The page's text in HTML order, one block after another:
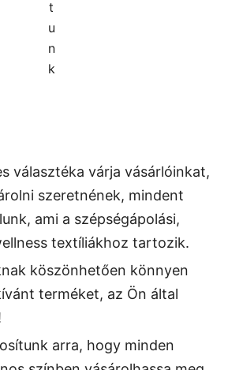
t
u
n
k
választéka várja vásárlóinkat,
szeretnének, mindent
ami a szépségápolási,
textíliákhoz tartozik.
köszönhetően könnyen
terméket, az Ön által
arra, hogy minden